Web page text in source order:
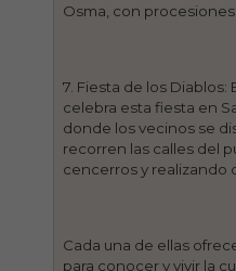
Osma, con
7. Fiesta de los Diablos:
celebra esta fiesta en
donde los vecinos se
recorren las calles del
cencerros y realizando
Cada una de ellas
para conocer y vivir la